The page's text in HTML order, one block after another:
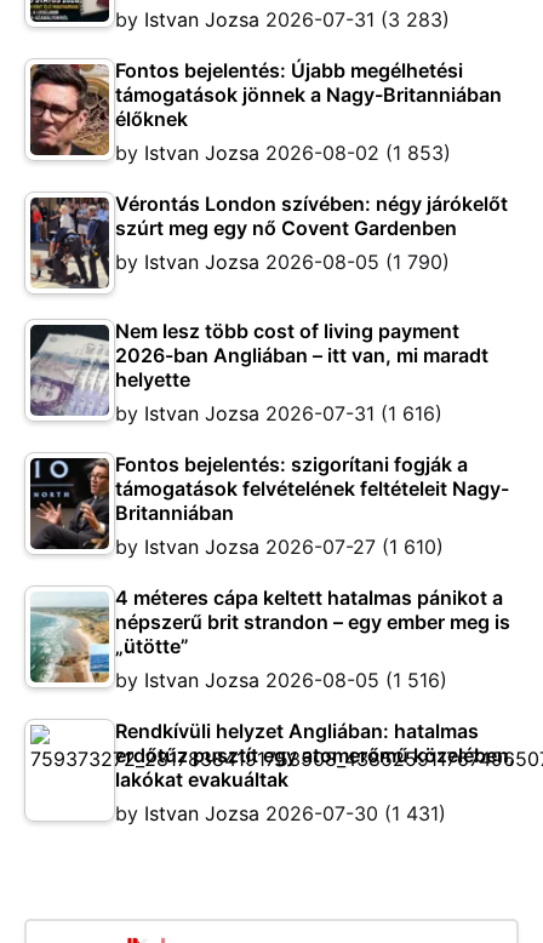
by Istvan Jozsa 2026-07-31 (3 283)
Fontos bejelentés: Újabb megélhetési
támogatások jönnek a Nagy-Britanniában
élőknek
by Istvan Jozsa 2026-08-02 (1 853)
Vérontás London szívében: négy járókelőt
szúrt meg egy nő Covent Gardenben
by Istvan Jozsa 2026-08-05 (1 790)
Nem lesz több cost of living payment
2026-ban Angliában – itt van, mi maradt
helyette
by Istvan Jozsa 2026-07-31 (1 616)
Fontos bejelentés: szigorítani fogják a
támogatások felvételének feltételeit Nagy-
Britanniában
by Istvan Jozsa 2026-07-27 (1 610)
4 méteres cápa keltett hatalmas pánikot a
népszerű brit strandon – egy ember meg is
„ütötte”
by Istvan Jozsa 2026-08-05 (1 516)
Rendkívüli helyzet Angliában: hatalmas
erdőtűz pusztít egy atomerőmű közelében,
lakókat evakuáltak
by Istvan Jozsa 2026-07-30 (1 431)